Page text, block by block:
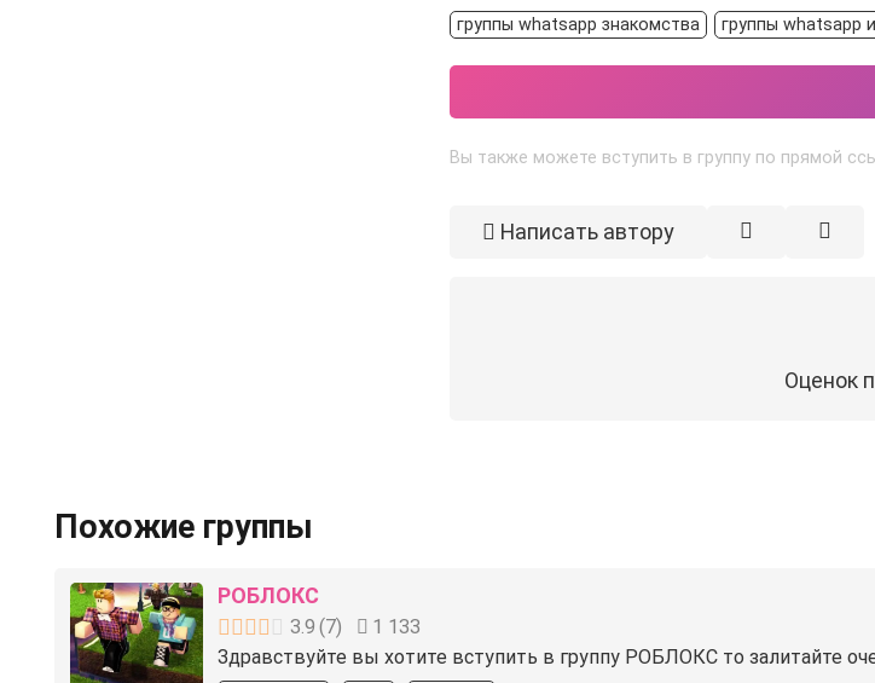
группы whatsapp знакомства группы whatsapp
Вы также можете вступить в группу по прямой
Написать автору
Оценок
Похожие группы
РОБЛОКС
3.9 (7)
1 133
Здравствуйте вы хотите вступить в группу РОБЛОКС то залитайте